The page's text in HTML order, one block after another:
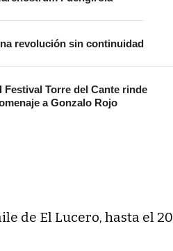
revolución sin continuidad
Festival Torre del Cante rinde
a Gonzalo Rojo
de El Lucero, hasta el 20